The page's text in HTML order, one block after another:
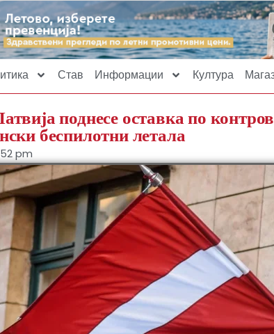
Став Информации Култура
поднесе оставка по
беспилотни летала
pm